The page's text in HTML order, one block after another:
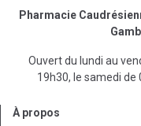
Pharmacie
Ouvert du lundi au
19h30, le samedi de
À propos